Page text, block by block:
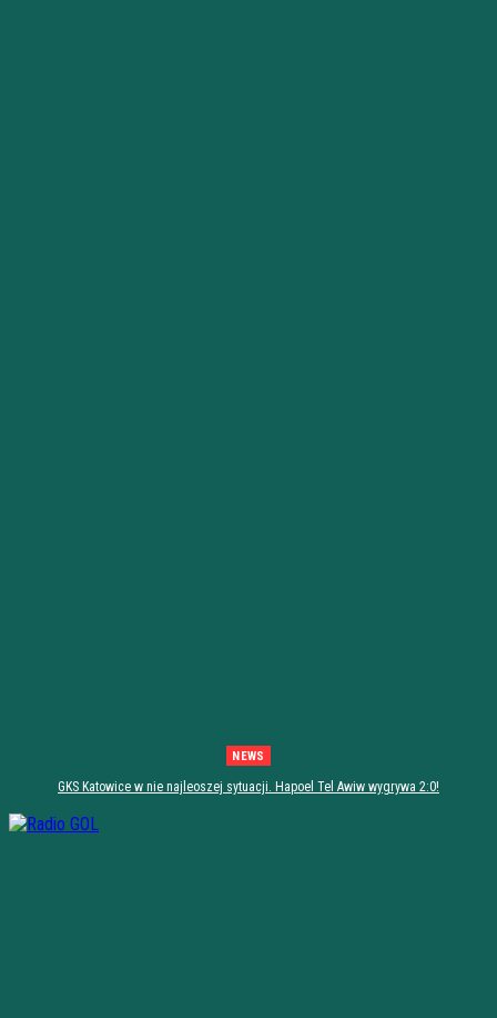
NEWS
GKS Katowice w nie najleoszej sytuacji. Hapoel Tel Awiw wygrywa 2:0!